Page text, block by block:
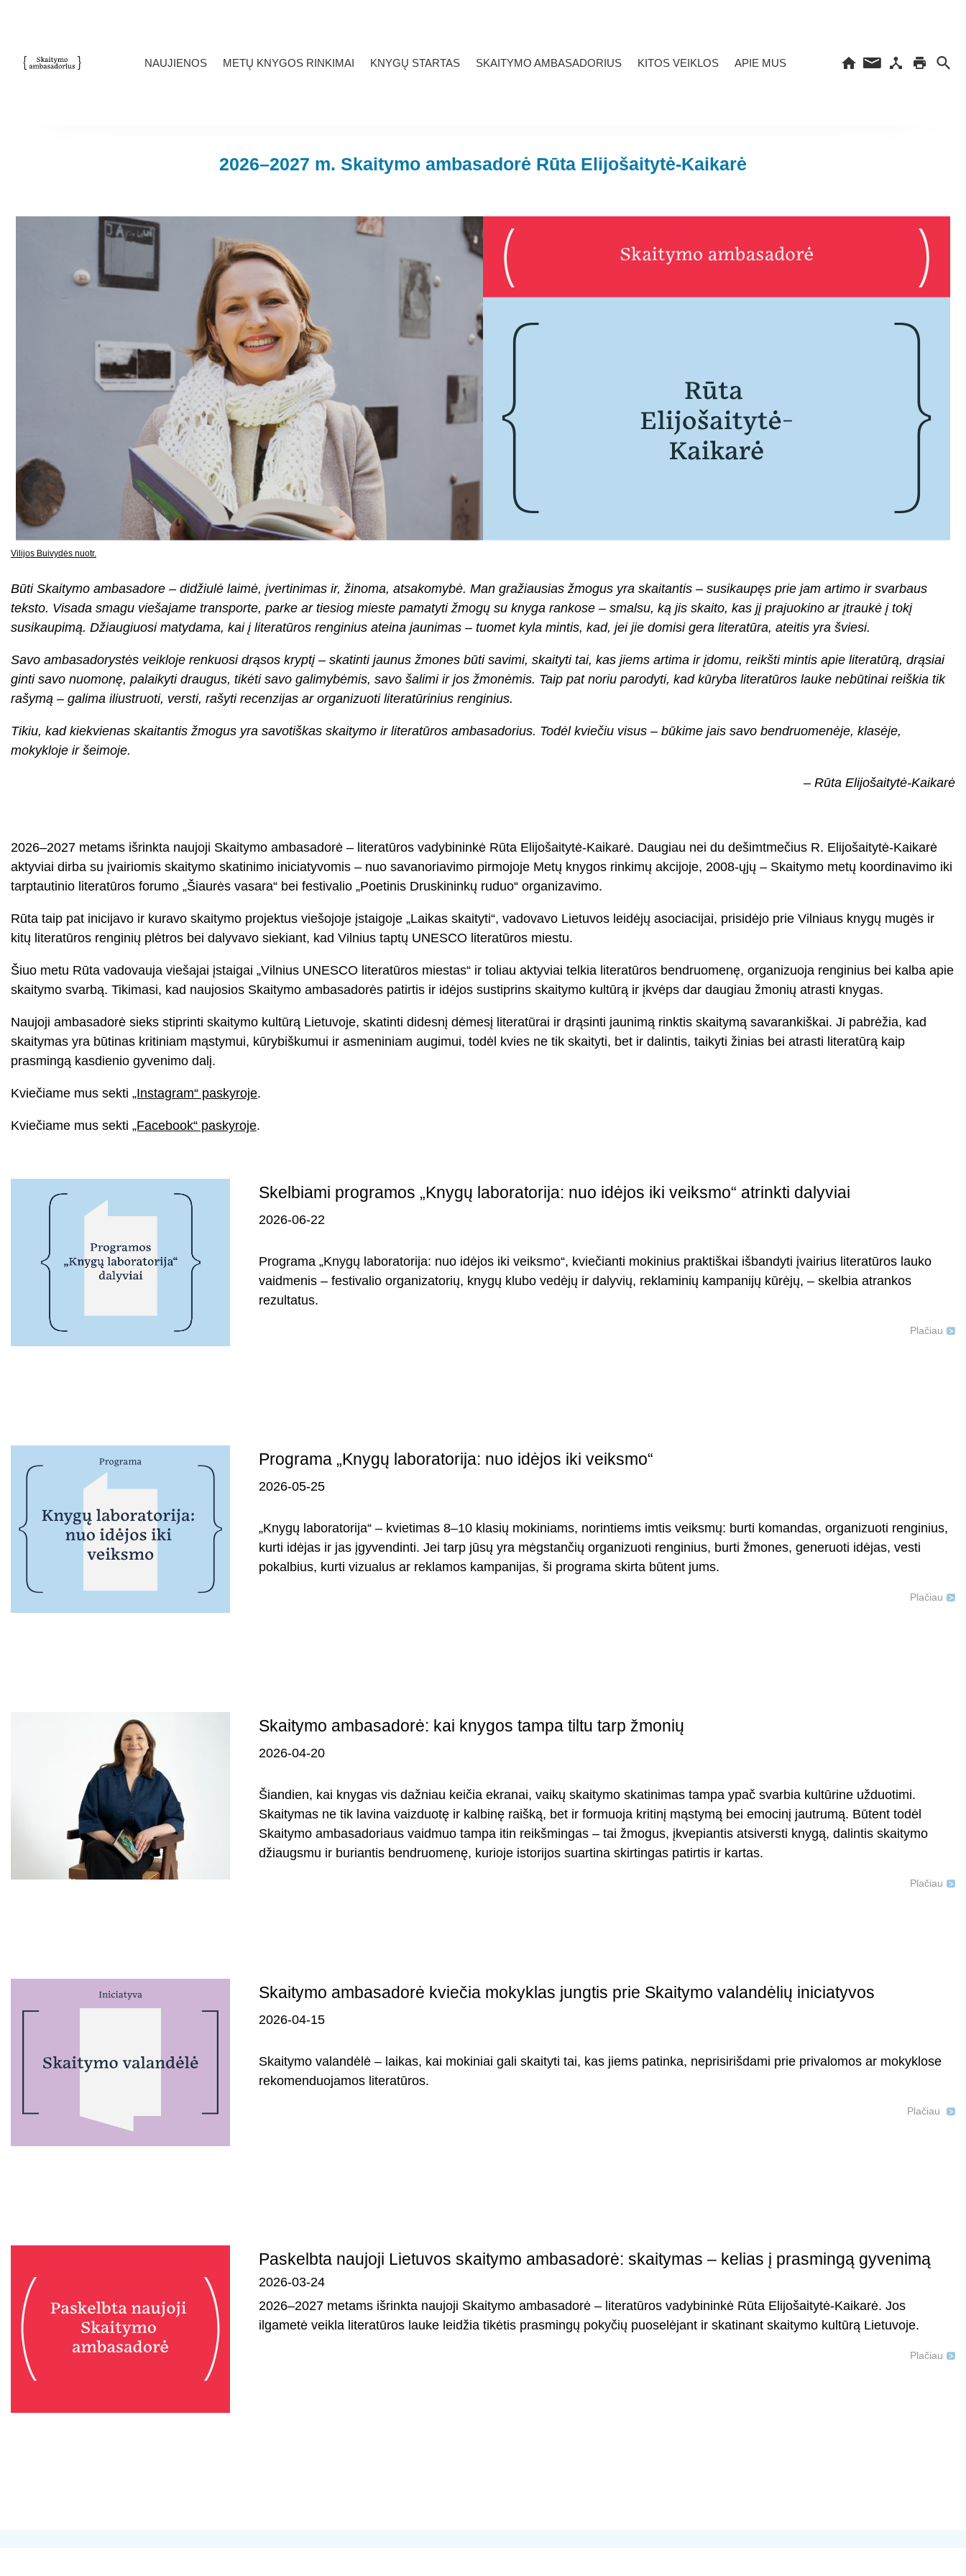
NAUJIENOS METŲ KNYGOS RINKIMAI KNYGŲ STARTAS SKAITYMO AMBASADORIUS KITOS VEIKLOS APIE MUS
2026–2027 m. Skaitymo ambasadorė Rūta Elijošaitytė-Kaikarė
Vilijos Buivydės nuotr.
Būti Skaitymo ambasadore – didžiulė laimė, įvertinimas ir, žinoma, atsakomybė. Man gražiausias žmogus yra skaitantis – susikaupęs prie jam artimo ir svarbaus
teksto. Visada smagu viešajame transporte, parke ar tiesiog mieste pamatyti žmogų su knyga rankose – smalsu, ką jis skaito, kas jį prajuokino ar įtraukė į tokį
susikaupimą. Džiaugiuosi matydama, kai į literatūros renginius ateina jaunimas – tuomet kyla mintis, kad, jei jie domisi gera literatūra, ateitis yra šviesi.
Savo ambasadorystės veikloje renkuosi drąsos kryptį – skatinti jaunus žmones būti savimi, skaityti tai, kas jiems artima ir įdomu, reikšti mintis apie literatūrą, drąsiai
ginti savo nuomonę, palaikyti draugus, tikėti savo galimybėmis, savo šalimi ir jos žmonėmis. Taip pat noriu parodyti, kad kūryba literatūros lauke nebūtinai reiškia tik
rašymą – galima iliustruoti, versti, rašyti recenzijas ar organizuoti literatūrinius renginius.
Tikiu, kad kiekvienas skaitantis žmogus yra savotiškas skaitymo ir literatūros ambasadorius. Todėl kviečiu visus – būkime jais savo bendruomenėje, klasėje,
mokykloje ir šeimoje.
– Rūta Elijošaitytė-Kaikarė
2026–2027 metams išrinkta naujoji Skaitymo ambasadorė – literatūros vadybininkė Rūta Elijošaitytė-Kaikarė. Daugiau nei du dešimtmečius R. Elijošaitytė-Kaikarė
aktyviai dirba su įvairiomis skaitymo skatinimo iniciatyvomis – nuo savanoriavimo pirmojoje Metų knygos rinkimų akcijoje, 2008-ųjų – Skaitymo metų koordinavimo iki
tarptautinio literatūros forumo „Šiaurės vasara“ bei festivalio „Poetinis Druskininkų ruduo“ organizavimo.
Rūta taip pat inicijavo ir kuravo skaitymo projektus viešojoje įstaigoje „Laikas skaityti“, vadovavo Lietuvos leidėjų asociacijai, prisidėjo prie Vilniaus knygų mugės ir
kitų literatūros renginių plėtros bei dalyvavo siekiant, kad Vilnius taptų UNESCO literatūros miestu.
Šiuo metu Rūta vadovauja viešajai įstaigai „Vilnius UNESCO literatūros miestas“ ir toliau aktyviai telkia literatūros bendruomenę, organizuoja renginius bei kalba apie
skaitymo svarbą. Tikimasi, kad naujosios Skaitymo ambasadorės patirtis ir idėjos sustiprins skaitymo kultūrą ir įkvėps dar daugiau žmonių atrasti knygas.
Naujoji ambasadorė sieks stiprinti skaitymo kultūrą Lietuvoje, skatinti didesnį dėmesį literatūrai ir drąsinti jaunimą rinktis skaitymą savarankiškai. Ji pabrėžia, kad
skaitymas yra būtinas kritiniam mąstymui, kūrybiškumui ir asmeniniam augimui, todėl kvies ne tik skaityti, bet ir dalintis, taikyti žinias bei atrasti literatūrą kaip
prasmingą kasdienio gyvenimo dalį.
Kviečiame mus sekti „Instagram“ paskyroje.
Kviečiame mus sekti „Facebook“ paskyroje.
Skelbiami programos „Knygų laboratorija: nuo idėjos iki veiksmo“ atrinkti dalyviai
2026-06-22
Programa „Knygų laboratorija: nuo idėjos iki veiksmo“, kviečianti mokinius praktiškai išbandyti įvairius literatūros lauko
vaidmenis – festivalio organizatorių, knygų klubo vedėjų ir dalyvių, reklaminių kampanijų kūrėjų, – skelbia atrankos
rezultatus.
Plačiau
Programa „Knygų laboratorija: nuo idėjos iki veiksmo“
2026-05-25
„Knygų laboratorija“ – kvietimas 8–10 klasių mokiniams, norintiems imtis veiksmų: burti komandas, organizuoti renginius,
kurti idėjas ir jas įgyvendinti. Jei tarp jūsų yra mėgstančių organizuoti renginius, burti žmones, generuoti idėjas, vesti
pokalbius, kurti vizualus ar reklamos kampanijas, ši programa skirta būtent jums.
Plačiau
Skaitymo ambasadorė: kai knygos tampa tiltu tarp žmonių
2026-04-20
Šiandien, kai knygas vis dažniau keičia ekranai, vaikų skaitymo skatinimas tampa ypač svarbia kultūrine užduotimi.
Skaitymas ne tik lavina vaizduotę ir kalbinę raišką, bet ir formuoja kritinį mąstymą bei emocinį jautrumą. Būtent todėl
Skaitymo ambasadoriaus vaidmuo tampa itin reikšmingas – tai žmogus, įkvepiantis atsiversti knygą, dalintis skaitymo
džiaugsmu ir buriantis bendruomenę, kurioje istorijos suartina skirtingas patirtis ir kartas.
Plačiau
Skaitymo ambasadorė kviečia mokyklas jungtis prie Skaitymo valandėlių iniciatyvos
2026-04-15
Skaitymo valandėlė – laikas, kai mokiniai gali skaityti tai, kas jiems patinka, neprisirišdami prie privalomos ar mokyklose
rekomenduojamos literatūros.
Plačiau
Paskelbta naujoji Lietuvos skaitymo ambasadorė: skaitymas – kelias į prasmingą gyvenimą
2026-03-24
2026–2027 metams išrinkta naujoji Skaitymo ambasadorė – literatūros vadybininkė Rūta Elijošaitytė-Kaikarė. Jos
ilgametė veikla literatūros lauke leidžia tikėtis prasmingų pokyčių puoselėjant ir skatinant skaitymo kultūrą Lietuvoje.
Plačiau